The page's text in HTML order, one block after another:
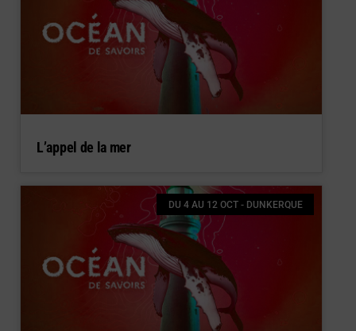
L’appel de la mer
DU 4 AU 12 OCT - DUNKERQUE